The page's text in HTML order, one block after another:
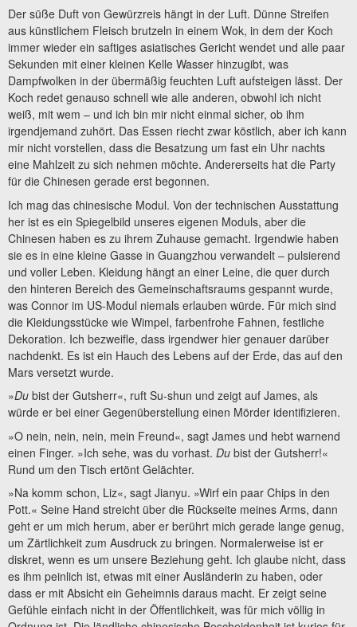
Der süße Duft von Gewürzreis hängt in der Luft. Dünne Streifen
aus künstlichem Fleisch brutzeln in einem Wok, in dem der Koch
immer wieder ein saftiges asiatisches Gericht wendet und alle paar
Sekunden mit einer kleinen Kelle Wasser hinzugibt, was
Dampfwolken in der übermäßig feuchten Luft aufsteigen lässt. Der
Koch redet genauso schnell wie alle anderen, obwohl ich nicht
weiß, mit wem – und ich bin mir nicht einmal sicher, ob ihm
irgendjemand zuhört. Das Essen riecht zwar köstlich, aber ich kann
mir nicht vorstellen, dass die Besatzung um fast ein Uhr nachts
eine Mahlzeit zu sich nehmen möchte. Andererseits hat die Party
für die Chinesen gerade erst begonnen.
Ich mag das chinesische Modul. Von der technischen Ausstattung
her ist es ein Spiegelbild unseres eigenen Moduls, aber die
Chinesen haben es zu ihrem Zuhause gemacht. Irgendwie haben
sie es in eine kleine Gasse in Guangzhou verwandelt – pulsierend
und voller Leben. Kleidung hängt an einer Leine, die quer durch
den hinteren Bereich des Gemeinschaftsraums gespannt wurde,
was Connor im US-Modul niemals erlauben würde. Für mich sind
die Kleidungsstücke wie Wimpel, farbenfrohe Fahnen, festliche
Dekoration. Ich bezweifle, dass irgendwer hier genauer darüber
nachdenkt. Es ist ein Hauch des Lebens auf der Erde, das auf den
Mars versetzt wurde.
»Du bist der Gutsherr«, ruft Su-shun und zeigt auf James, als
würde er bei einer Gegenüberstellung einen Mörder identifizieren.
»O nein, nein, nein, mein Freund«, sagt James und hebt warnend
einen Finger. »Ich sehe, was du vorhast. Du bist der Gutsherr!«
Rund um den Tisch ertönt Gelächter.
»Na komm schon, Liz«, sagt Jianyu. »Wirf ein paar Chips in den
Pott.« Seine Hand streicht über die Rückseite meines Arms, dann
geht er um mich herum, aber er berührt mich gerade lange genug,
um Zärtlichkeit zum Ausdruck zu bringen. Normalerweise ist er
diskret, wenn es um unsere Beziehung geht. Ich glaube nicht, dass
es ihm peinlich ist, etwas mit einer Ausländerin zu haben, oder
dass er mit Absicht ein Geheimnis daraus macht. Er zeigt seine
Gefühle einfach nicht in der Öffentlichkeit, was für mich völlig in